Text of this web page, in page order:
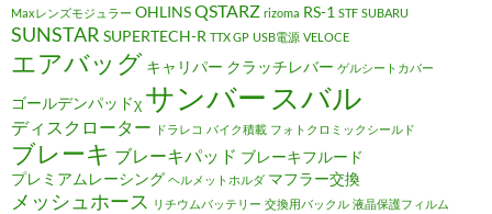
Maxレンズモジュラー OHLINSQSTARZ rizoma RS-1 STF SUBARU
SUNSTAR SUPERTECH-R TTX GP USB電源 VELOCE
エアバッグ キャリパー クラッチレバー ゲルシートカバー
ゴールデンパッドχ サンバー スバル
ディスクローター ドラレコ バイク積載 フォトクロミックシールド
ブレーキ ブレーキパッド ブレーキフルード
プレミアムレーシング ヘルメットホルダ マフラー交換
メッシュホース リチウムバッテリー 交換用バックル 液晶保護フィルム